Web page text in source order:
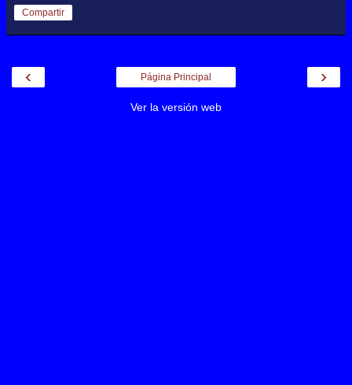
Compartir
‹ ›
Página Principal
Ver la versión web